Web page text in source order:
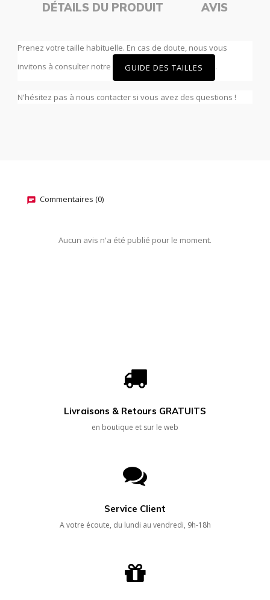
DÉTAILS DU PRODUIT
AVIS
Prenez votre taille habituelle. En cas de doute, nous vous
invitons à consulter notre
GUIDE DES TAILLES .
N'hésitez pas à nous contacter si vous avez des questions !
Commentaires (0)
Aucun avis n'a été publié pour le moment.
Livraisons & Retours GRATUITS
en boutique et sur le web
Service Client
A votre écoute, du lundi au vendredi, 9h-18h